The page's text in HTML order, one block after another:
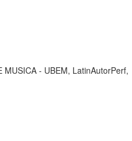
MUSICA - UBEM, LatinAutorPerf,